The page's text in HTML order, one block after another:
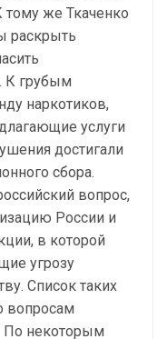
тому же Ткаченко
раскрыть
К грубым
наркотиков,
услуги
достигали
сбора.
вопрос,
России и
в которой
угрозу
Список таких
вопросам
По некоторым